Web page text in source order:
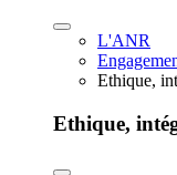
L'ANR
Ethique,
Ethique,